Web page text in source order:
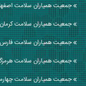
جمعیت همیاران سلامت
جمعیت همیاران سلامت كرمان
جمعیت همیاران سلامت فارس
جمعیت همیاران سلامت
جمعیت همیاران سلامت